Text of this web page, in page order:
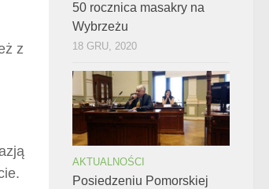
z
50 rocznica masakry na
Wybrzeżu
18 GRU, 2020
AKTUALNOŚCI
Posiedzeniu Pomorskiej